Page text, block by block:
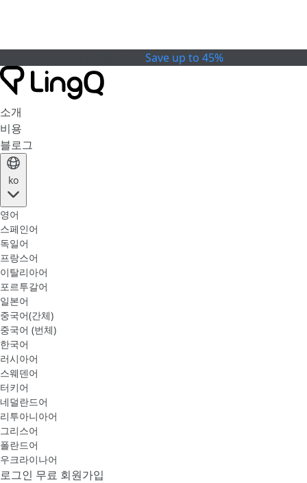
Save up to 45%
소개
비용
블로그
ko
영어
스페인어
독일어
프랑스어
이탈리아어
포르투갈어
일본어
중국어(간체)
중국어 (번체)
한국어
러시아어
스웨덴어
터키어
네덜란드어
리투아니아어
그리스어
폴란드어
우크라이나어
로그인 무료 회원가입